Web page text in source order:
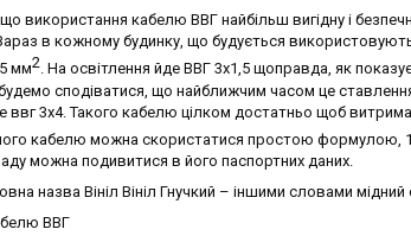
використання кабелю ВВГ найбільш вигідну і
в кожному будинку, що будується
мм2. На освітлення йде ВВГ 3х1,5 щоправда, як
сподіватися, що найближчим часом це
ввг 3х4. Такого кабелю цілком достатньо щоб
кабелю можна скористатися простою формулою,
можна подивитися в його паспортних даних.
назва Вініл Вініл Гнучкий – іншими словами
ВВГ